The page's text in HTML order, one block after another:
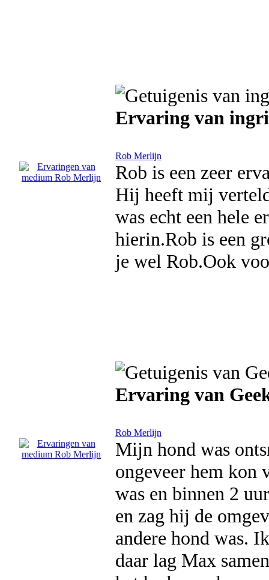
Ervaring van
Rob Merlijn
Rob is een zeer
Hij heeft mij
was echt een hele
hierin.Rob is een
je wel Rob.Ook
Ervaring van
Rob Merlijn
Mijn hond was
ongeveer hem kon
was en binnen 2
en zag hij de
andere hond was.
daar lag Max